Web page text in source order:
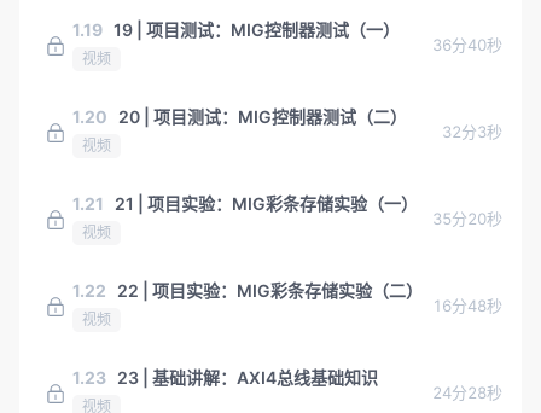
1.19 19 | 项目测试：MIG控制器测试（一）
视频
36分40秒
1.20 20 | 项目测试：MIG控制器测试（二）
视频
32分3秒
1.21 21 | 项目实验：MIG彩条存储实验（一）
视频
35分20秒
1.22 22 | 项目实验：MIG彩条存储实验（二）
视频
16分48秒
1.23 23 | 基础讲解：AXI4总线基础知识
视频
24分28秒